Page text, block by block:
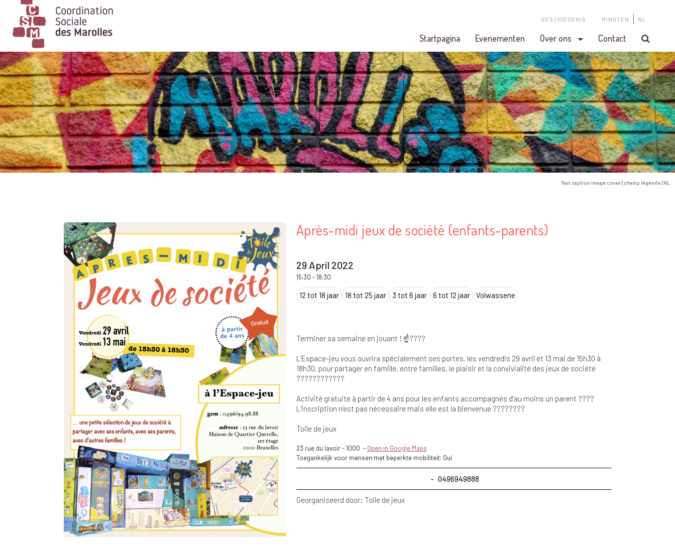
Main Navigation
GESCHIEDENIS MINUTEN NL
Startpagina Evenementen Over ons Contact
Test caption image cover [champ légende] NL
Après-midi jeux de société (enfants-parents)
29 April 2022
15:30 -18:30
12 tot 18 jaar 18 tot 25 jaar 3 tot 6 jaar 6 tot 12 jaar Volwassene
Terminer sa semaine en jouant ! ☝️????
L’Espace-jeu vous ouvrira spécialement ses portes, les vendredis 29 avril et 13 mai de 15h30 à
18h30, pour partager en famille, entre familles, le plaisir et la convivialité des jeux de société
????????????
Activité gratuite à partir de 4 ans pour les enfants accompagnés d’au moins un parent ????
L’inscription n’est pas nécessaire mais elle est la bienvenue ????????
Toile de jeux
23 rue du lavoir- 1000 - Open in Google Maps
Toegankelijk voor mensen met beperkte mobiliteit: Oui
0496949888
Georganiseerd door: Toile de jeux